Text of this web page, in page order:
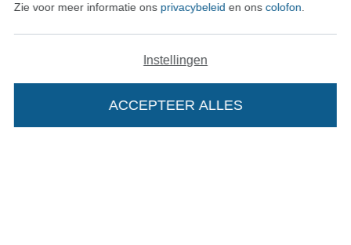
Nederlands
Wissel naar deFrançais
Wissel naar de
Zie voor meer informatie ons privacybeleid en ons colofon
Instellingen
ACCEPTEER ALLES